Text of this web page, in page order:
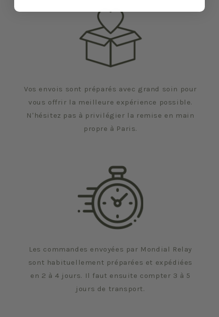
Vos envois sont préparés avec grand soin pour
vous offrir la meilleure expérience possible.
N'hésitez pas à privilégier la remise en main
propre à Paris.
Les commandes envoyées par Mondial Relay
sont habituellement préparées et expédiées
en 2 à 4 jours. Il faut ensuite compter 3 à 5
jours de transport.